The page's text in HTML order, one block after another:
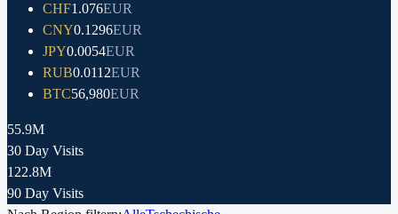
CHF1.076EUR
CNY0.1296EUR
JPY0.0054EUR
RUB0.0112EUR
BTC56,980EUR
55.9M
30 Day Visits
122.8M
90 Day Visits